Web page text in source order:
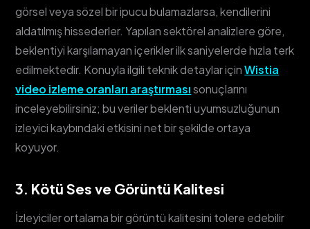
görsel veya sözel bir ipucu bulamazlarsa, kendilerini
aldatılmış hissederler. Yapılan sektörel analizlere göre,
beklentiyi karşılamayan içerikler ilk saniyelerde hızla terk
edilmektedir. Konuyla ilgili teknik detaylar içinWistia
video izleme oranları araştırmasısonuçlarını
inceleyebilirsiniz; bu veriler beklenti uyumsuzluğunun
izleyici kaybındaki etkisini net bir şekilde ortaya
koyuyor.
3. Kötü Ses ve Görüntü Kalitesi
İzleyiciler ortalama bir görüntü kalitesini tolere edebilir